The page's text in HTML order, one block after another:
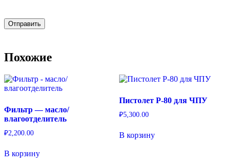
Похожие
Фильтр — масло/
влагоотделитель
₽2,200.00
В корзину
Пистолет P-80 для ЧПУ
₽5,300.00
В корзину